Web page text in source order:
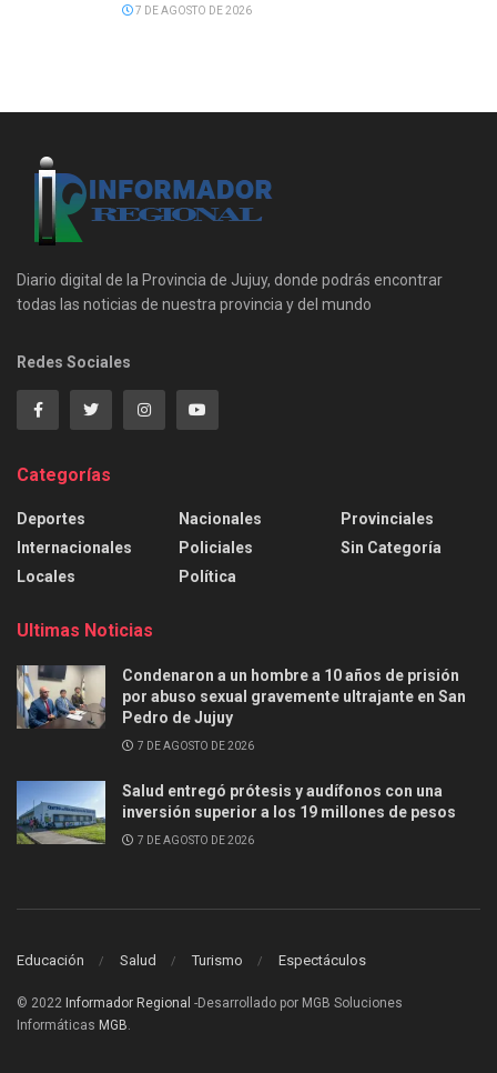
7 DE AGOSTO DE 2026
Diario digital de la Provincia de Jujuy, donde podrás encontrar
todas las noticias de nuestra provincia y del mundo
Redes Sociales
Categorías
Deportes
Internacionales
Locales
Nacionales
Policiales
Política
Provinciales
Sin Categoría
Ultimas Noticias
Condenaron a un hombre a 10 años de prisión
por abuso sexual gravemente ultrajante en San
Pedro de Jujuy
7 DE AGOSTO DE 2026
Salud entregó prótesis y audífonos con una
inversión superior a los 19 millones de pesos
7 DE AGOSTO DE 2026
Educación Salud Turismo Espectáculos
© 2022 Informador Regional -Desarrollado por MGB Soluciones
Informáticas MGB